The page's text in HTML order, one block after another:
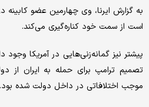
به گزارش ایرنا، وی چهارمین عضو
است از سمت خود کناره‌گیری می‌کند.
پیشتر نیز گمانه‌زنی‌هایی در آمریکا وجود
تصمیم ترامپ برای حمله به ایران از
موجب اختلافاتی در داخل دولت شده بود.